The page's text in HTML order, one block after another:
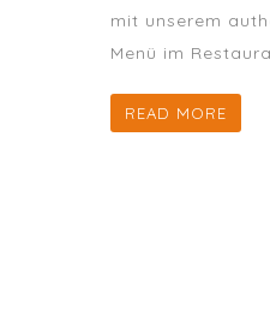
mit unserem
Menü im
READ MORE